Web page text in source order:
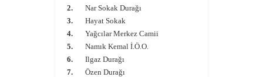
2.
Nar Sokak Durağı
3.
Hayat Sokak
4.
Yağcılar Merkez Camii
5.
Namık Kemal İ.Ö.O.
6.
Ilgaz Durağı
7.
Özen Durağı